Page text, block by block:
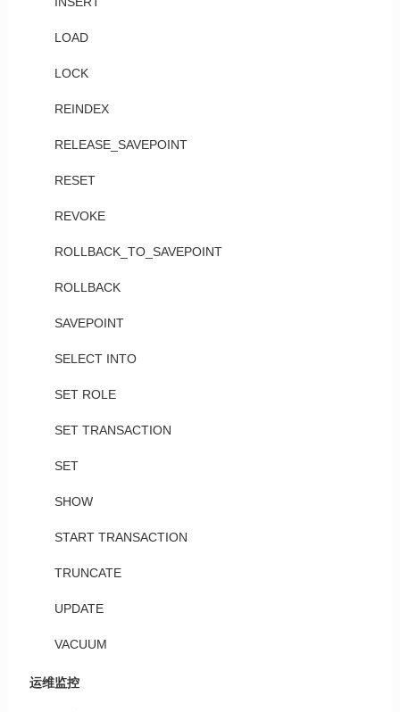
LOAD
LOCK
REINDEX
RELEASE_SAVEPOINT
RESET
REVOKE
ROLLBACK_TO_SAVEPOINT
ROLLBACK
SAVEPOINT
SELECT INTO
SET ROLE
SET TRANSACTION
SET
SHOW
START TRANSACTION
TRUNCATE
UPDATE
VACUUM
运维监控